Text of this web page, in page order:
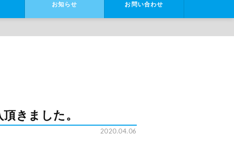
お知らせ お問い合わせ
きました。
2020.04.06